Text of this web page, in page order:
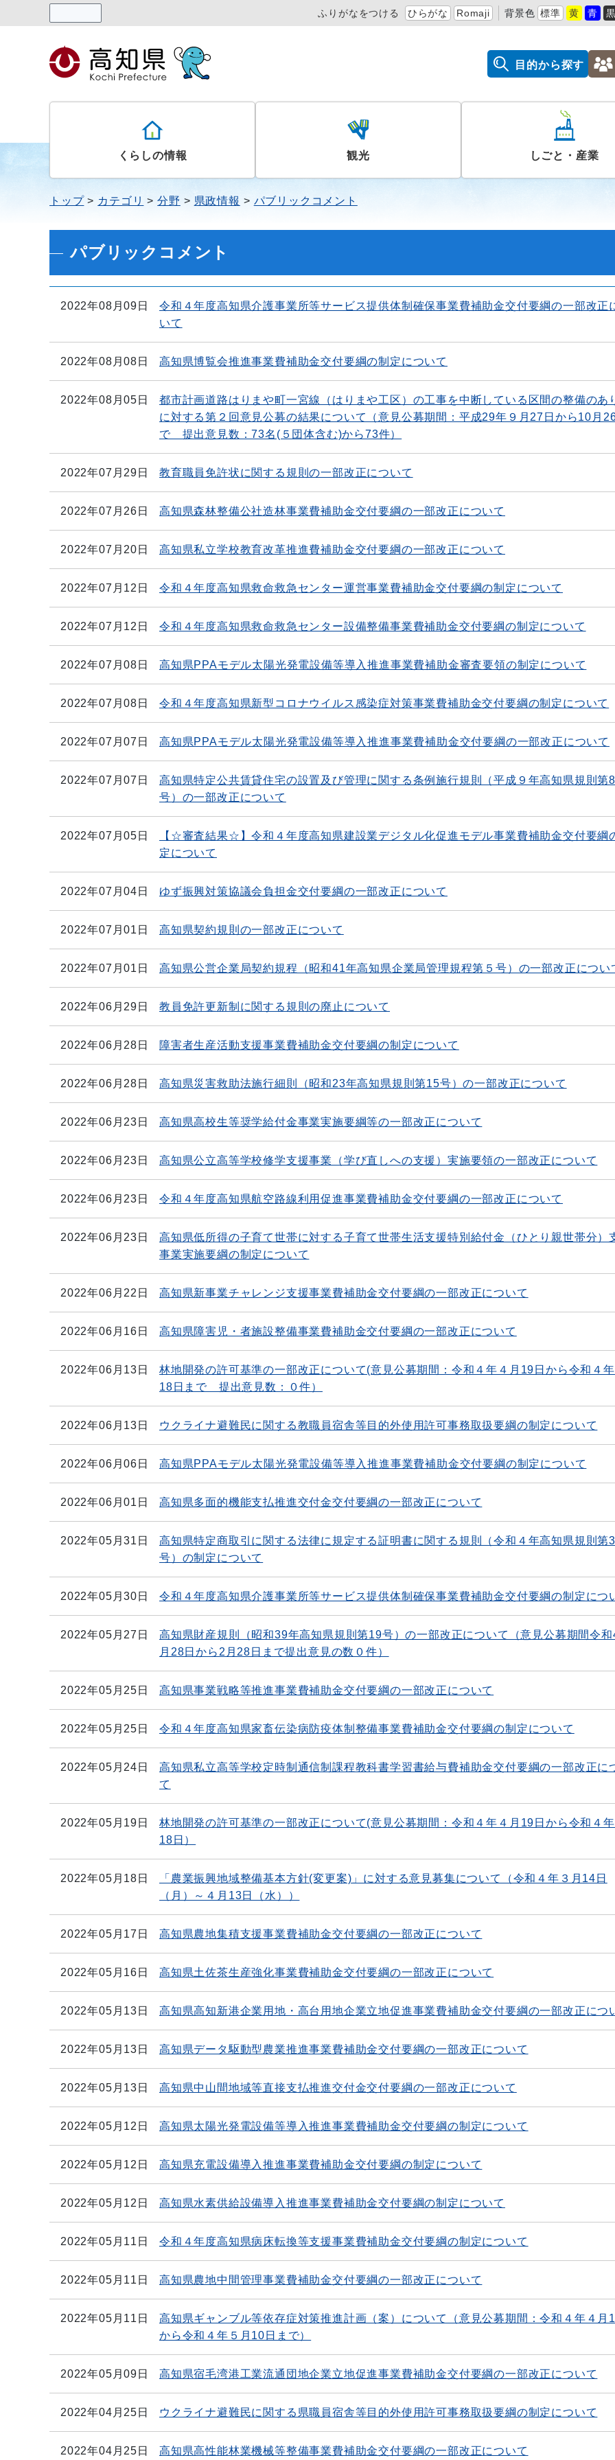
ふりがなをつける ひらがな Romaji 背景色 標準 黄 青
目的から探す
くらしの情報 観光 しごと・産業
トップ カテゴリ 分野 県政情報 パブリックコメント
パブリックコメント
2022年08月09日
令和４年度高知県介護事業所等サービス提供体制確保事業費補助金交付要綱の一部改正
いて
2022年08月08日 高知県博覧会推進事業費補助金交付要綱の制定について
2022年08月05日
都市計画道路はりまや町一宮線（はりまや工区）の工事を中断している区間の整備のあ
に対する第２回意見公募の結果について（意見公募期間：平成29年９月27日から10月
で 提出意見数：73名(５団体含む)から73件）
2022年07月29日 教育職員免許状に関する規則の一部改正について
2022年07月26日 高知県森林整備公社造林事業費補助金交付要綱の一部改正について
2022年07月20日 高知県私立学校教育改革推進費補助金交付要綱の一部改正について
2022年07月12日 令和４年度高知県救命救急センター運営事業費補助金交付要綱の制定について
2022年07月12日 令和４年度高知県救命救急センター設備整備事業費補助金交付要綱の制定について
2022年07月08日 高知県PPAモデル太陽光発電設備等導入推進事業費補助金審査要領の制定について
2022年07月08日 令和４年度高知県新型コロナウイルス感染症対策事業費補助金交付要綱の制定について
2022年07月07日 高知県PPAモデル太陽光発電設備等導入推進事業費補助金交付要綱の一部改正について
2022年07月07日
高知県特定公共賃貸住宅の設置及び管理に関する条例施行規則（平成９年高知県規則第
号）の一部改正について
2022年07月05日
【☆審査結果☆】令和４年度高知県建設業デジタル化促進モデル事業費補助金交付要綱
定について
2022年07月04日 ゆず振興対策協議会負担金交付要綱の一部改正について
2022年07月01日 高知県契約規則の一部改正について
2022年07月01日 高知県公営企業局契約規程（昭和41年高知県企業局管理規程第５号）の一部改正につい
2022年06月29日 教員免許更新制に関する規則の廃止について
2022年06月28日 障害者生産活動支援事業費補助金交付要綱の制定について
2022年06月28日 高知県災害救助法施行細則（昭和23年高知県規則第15号）の一部改正について
2022年06月23日 高知県高校生等奨学給付金事業実施要綱等の一部改正について
2022年06月23日 高知県公立高等学校修学支援事業（学び直しへの支援）実施要領の一部改正について
2022年06月23日 令和４年度高知県航空路線利用促進事業費補助金交付要綱の一部改正について
2022年06月23日
高知県低所得の子育て世帯に対する子育て世帯生活支援特別給付金（ひとり親世帯分）
事業実施要綱の制定について
2022年06月22日 高知県新事業チャレンジ支援事業費補助金交付要綱の一部改正について
2022年06月16日 高知県障害児・者施設整備事業費補助金交付要綱の一部改正について
2022年06月13日
林地開発の許可基準の一部改正について(意見公募期間：令和４年４月19日から令和４
18日まで 提出意見数：０件）
2022年06月13日 ウクライナ避難民に関する教職員宿舎等目的外使用許可事務取扱要綱の制定について
2022年06月06日 高知県PPAモデル太陽光発電設備等導入推進事業費補助金交付要綱の制定について
2022年06月01日 高知県多面的機能支払推進交付金交付要綱の一部改正について
2022年05月31日
高知県特定商取引に関する法律に規定する証明書に関する規則（令和４年高知県規則第
号）の制定について
2022年05月30日 令和４年度高知県介護事業所等サービス提供体制確保事業費補助金交付要綱の制定につ
2022年05月27日
高知県財産規則（昭和39年高知県規則第19号）の一部改正について（意見公募期間令
月28日から2月28日まで提出意見の数０件）
2022年05月25日 高知県事業戦略等推進事業費補助金交付要綱の一部改正について
2022年05月25日 令和４年度高知県家畜伝染病防疫体制整備事業費補助金交付要綱の制定について
2022年05月24日
高知県私立高等学校定時制通信制課程教科書学習書給与費補助金交付要綱の一部改正に
て
2022年05月19日
林地開発の許可基準の一部改正について(意見公募期間：令和４年４月19日から令和４
18日）
2022年05月18日
「農業振興地域整備基本方針(変更案)」に対する意見募集について（令和４年３月14日
（月）～４月13日（水））
2022年05月17日 高知県農地集積支援事業費補助金交付要綱の一部改正について
2022年05月16日 高知県土佐茶生産強化事業費補助金交付要綱の一部改正について
2022年05月13日 高知県高知新港企業用地・高台用地企業立地促進事業費補助金交付要綱の一部改正につ
2022年05月13日 高知県データ駆動型農業推進事業費補助金交付要綱の一部改正について
2022年05月13日 高知県中山間地域等直接支払推進交付金交付要綱の一部改正について
2022年05月12日 高知県太陽光発電設備等導入推進事業費補助金交付要綱の制定について
2022年05月12日 高知県充電設備導入推進事業費補助金交付要綱の制定について
2022年05月12日 高知県水素供給設備導入推進事業費補助金交付要綱の制定について
2022年05月11日 令和４年度高知県病床転換等支援事業費補助金交付要綱の制定について
2022年05月11日 高知県農地中間管理事業費補助金交付要綱の一部改正について
2022年05月11日
高知県ギャンブル等依存症対策推進計画（案）について（意見公募期間：令和４年４月
から令和４年５月10日まで）
2022年05月09日 高知県宿毛湾港工業流通団地企業立地促進事業費補助金交付要綱の一部改正について
2022年04月25日 ウクライナ避難民に関する県職員宿舎等目的外使用許可事務取扱要綱の制定について
2022年04月25日 高知県高性能林業機械等整備事業費補助金交付要綱の一部改正について